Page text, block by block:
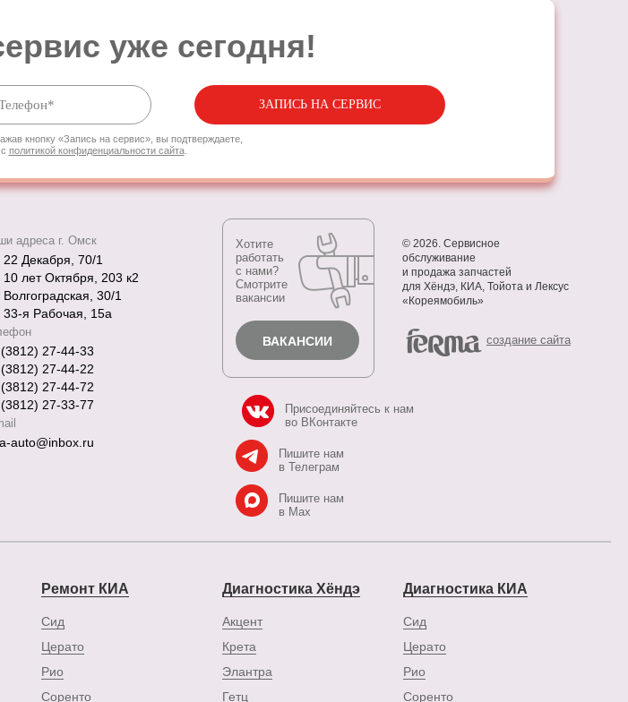
уже сегодня!
ЗАПИСЬ НА СЕРВИС
кнопку «Запись на сервис», вы подтверждаете,
политикой конфиденциальности сайта.
адреса г. Омск
22 Декабря, 70/1
10 лет Октября, 203 к2
Волгоградская, 30/1
33-я Рабочая, 15а
27-44-33
27-44-22
27-44-72
27-33-77
auto@inbox.ru
Хотите
работать
с нами?
Смотрите
вакансии
ВАКАНСИИ
Присоединяйтесь к нам
во ВКонтакте
Пишите нам
в Телеграм
Пишите нам
в Max
© 2026. Сервисное
обслуживание
и продажа запчастей
для Хёндэ, КИА, Тойота и Лексус
«Кореямобиль»
cоздание сайта
Ремонт КИА
Сид
Церато
Рио
Соренто
Диагностика Хёндэ
Акцент
Крета
Элантра
Гетц
Диагностика КИА
Сид
Церато
Рио
Соренто